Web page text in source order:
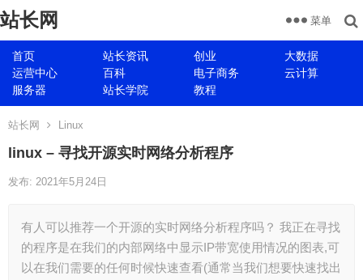
站长网
首页 站长资讯 创业
大数据
运营中心
百科 电子商务
云计算
服务器
站长学院 教程
菜单
站长网 Linux
linux – 寻找开源实时网络分析程序
发布: 2021年5月24日
有人可以推荐一个开源的实时网络分析程序吗？ 我正在寻找
的程序是在我们的内部网络中显示IP带宽使用情况的图表,可
以在我们需要的任何时候快速查看(通常当我们想要快速找出